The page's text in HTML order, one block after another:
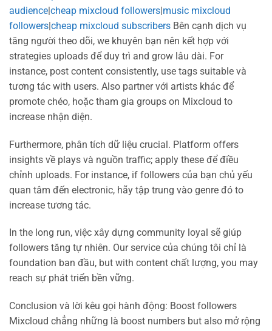
audience|cheap mixcloud followers|music mixcloud
followers|cheap mixcloud subscribers Bên cạnh dịch vụ
tăng người theo dõi, we khuyên bạn nên kết hợp với
strategies uploads để duy trì and grow lâu dài. For
instance, post content consistently, use tags suitable và
tương tác with users. Also partner với artists khác để
promote chéo, hoặc tham gia groups on Mixcloud to
increase nhận diện.
Furthermore, phân tích dữ liệu crucial. Platform offers
insights về plays và nguồn traffic; apply these để điều
chỉnh uploads. For instance, if followers của bạn chủ yếu
quan tâm đến electronic, hãy tập trung vào genre đó to
increase tương tác.
In the long run, việc xây dựng community loyal sẽ giúp
followers tăng tự nhiên. Our service của chúng tôi chỉ là
foundation ban đầu, but with content chất lượng, you may
reach sự phát triển bền vững.
Conclusion và lời kêu gọi hành động: Boost followers
Mixcloud chẳng những là boost numbers but also mở rộng